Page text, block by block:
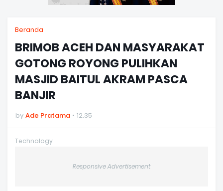
Beranda
BRIMOB ACEH DAN MASYARAKAT
GOTONG ROYONG PULIHKAN
MASJID BAITUL AKRAM PASCA
BANJIR
by Ade Pratama 12.35
Technology
Responsive Advertisement